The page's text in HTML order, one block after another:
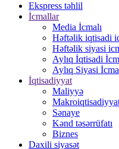
Ekspress təhlil
İcmallar
Media İcmalı
Həftəlik iqtisadi
Həftəlik siyasi
Aylıq İqtisadi
Aylıq Siyasi
İqtisadiyyat
Maliyyə
Sənaye
Kənd təsərrüfatı
Biznes
Daxili siyasət